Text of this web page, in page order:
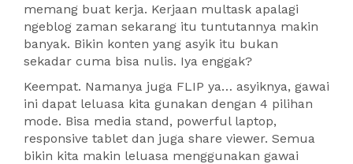
memang buat kerja. Kerjaan multask apalagi
ngeblog zaman sekarang itu tuntutannya makin
banyak. Bikin konten yang asyik itu bukan
sekadar cuma bisa nulis. Iya enggak?
Keempat. Namanya juga FLIP ya… asyiknya, gawai
ini dapat leluasa kita gunakan dengan 4 pilihan
mode. Bisa media stand, powerful laptop,
responsive tablet dan juga share viewer. Semua
bikin kita makin leluasa menggunakan gawai